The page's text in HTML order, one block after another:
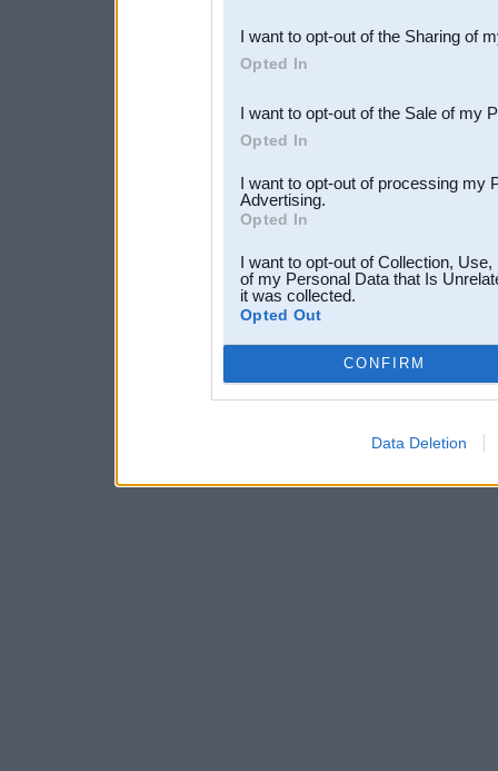
Downstream Participants
third parties.
I want to opt-out of the Sharing of
Opted In
I want to opt-out of the Sale of my
Opted In
I want to opt-out of processing my
Advertising.
Opted In
I want to opt-out of Collection,
of my Personal Data that Is
it was collected.
Opted Out
CONFIRM
Data Deletion